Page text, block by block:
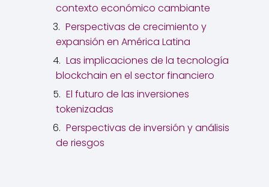
contexto económico cambiante
Perspectivas de crecimiento y
expansión en América Latina
Las implicaciones de la tecnología
blockchain en el sector financiero
El futuro de las inversiones
tokenizadas
Perspectivas de inversión y análisis
de riesgos